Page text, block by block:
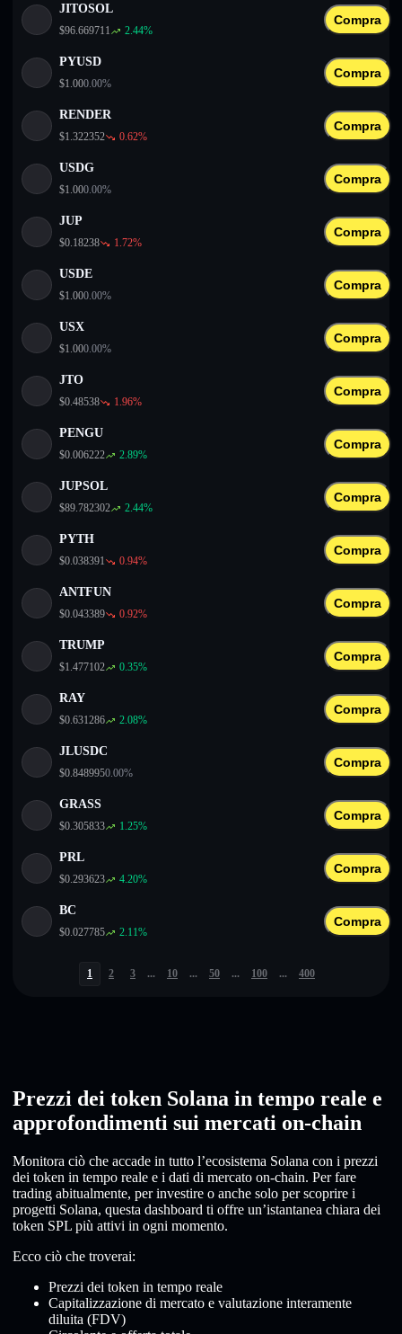
JITOSOL
$96.669711 2.44%
Compra
PYUSD
$1.000.00%
Compra
RENDER
$1.322352 0.62%
Compra
USDG
$1.000.00%
Compra
JUP
$0.18238 1.72%
Compra
USDE
$1.000.00%
Compra
USX
$1.000.00%
Compra
JTO
$0.48538 1.96%
Compra
PENGU
$0.006222 2.89%
Compra
JUPSOL
$89.782302 2.44%
Compra
PYTH
$0.038391 0.94%
Compra
ANTFUN
$0.043389 0.92%
Compra
TRUMP
$1.477102 0.35%
Compra
RAY
$0.631286 2.08%
Compra
JLUSDC
$0.8489950.00%
Compra
GRASS
$0.305833 1.25%
Compra
PRL
$0.293623 4.20%
Compra
BC
$0.027785 2.11%
Compra
1 2 3 ... 10 ... 50 ... 100 ... 400
Prezzi dei token Solana in tempo reale e
approfondimenti sui mercati on-chain
Monitora ciò che accade in tutto l’ecosistema Solana con i prezzi
dei token in tempo reale e i dati di mercato on-chain. Per fare
trading abitualmente, per investire o anche solo per scoprire i
progetti Solana, questa dashboard ti offre un’istantanea chiara dei
token SPL più attivi in ogni momento.
Ecco ciò che troverai:
Prezzi dei token in tempo reale
Capitalizzazione di mercato e valutazione interamente
diluita (FDV)